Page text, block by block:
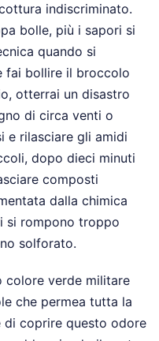
indiscriminato.
bolle, più i sapori si
quando si
fai bollire il broccolo
otterrai un disastro
di circa venti o
e rilasciare gli amidi
dopo dieci minuti
composti
dalla chimica
si rompono troppo
solforato.
colore verde militare
che permea tutta la
di coprire questo odore